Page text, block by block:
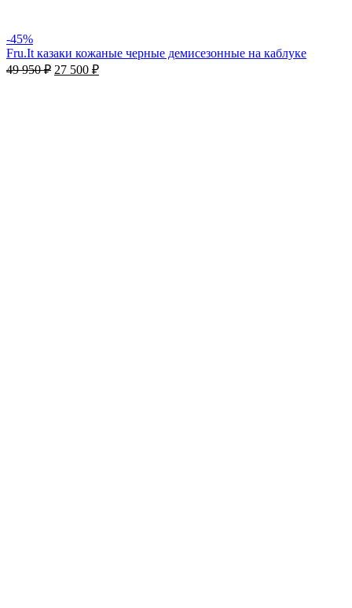
-45%
Fru.It казаки кожаные черные демисезонные на каблуке
49 950₽ 27 500 ₽